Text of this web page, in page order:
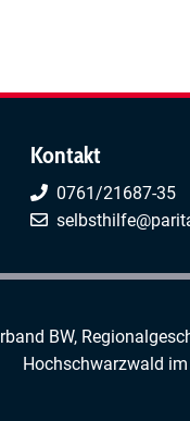
Kontakt
0761/21687-35
BW,
Hochschwarzwald im